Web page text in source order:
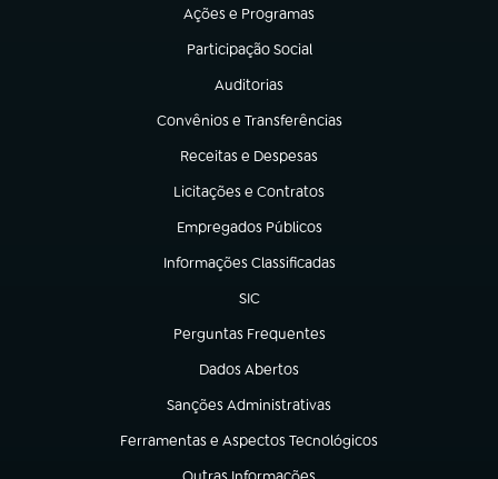
Ações e Programas
(abre em nova aba)
Participação Social
(abre em nova aba)
Auditorias
(abre em nova aba)
Convênios e Transferências
(abre em nova aba)
Receitas e Despesas
(abre em nova aba)
Licitações e Contratos
(abre em nova aba)
Empregados Públicos
(abre em nova aba)
Informações Classificadas
(abre em nova aba)
SIC
(abre em nova aba)
Perguntas Frequentes
(abre em nova aba)
Dados Abertos
(abre em nova aba)
Sanções Administrativas
(abre em nova aba)
Ferramentas e Aspectos Tecnológicos
(abre em nova aba)